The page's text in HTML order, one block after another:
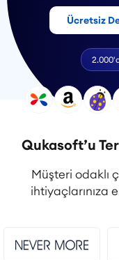
Ücretsiz
Qukasoft’u
Müşteri odaklı
ihtiyaçlarınıza